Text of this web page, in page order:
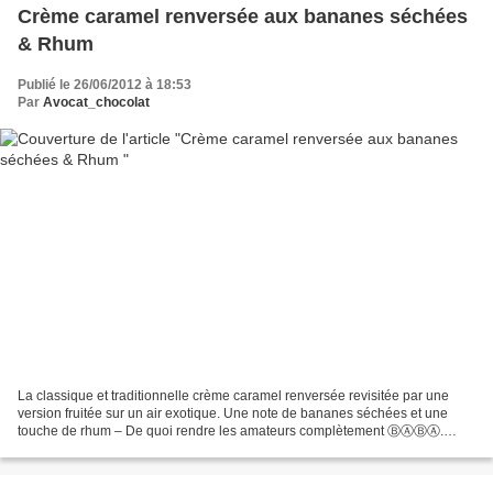
Crème caramel renversée aux bananes séchées
& Rhum
Publié le 26/06/2012 à 18:53
Par Avocat_chocolat
La classique et traditionnelle crème caramel renversée revisitée par une
version fruitée sur un air exotique. Une note de bananes séchées et une
touche de rhum – De quoi rendre les amateurs complètement ⒷⒶⒷⒶ.